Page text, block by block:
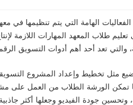
الهامة التي يتم تنظيمها في
طلاب المعهد المهارات اللازمة
مثل تخطيط وإعداد المشروع
تمكن الورشة الطلاب من العمل على